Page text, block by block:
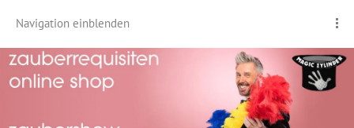
Navigation einblenden